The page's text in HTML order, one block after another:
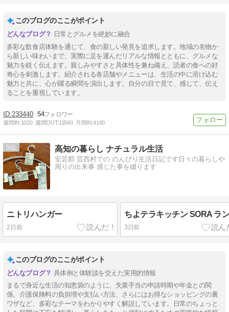
このブログのここがポイント
日常とグルメを絶妙に融合
多彩な飲食店体験を通じて、食の新しい発見を追求します。地域の名物か
ら新しい味わいまで、実際に足を運んだリアルな情報とともに、グルメな
魅力を鋭く伝えます。親しみやすさと具体性を兼ね備え、読者の食への好
奇心を刺激します。紹介される各店舗やメニューは、生活の中に溶け込む
魅力と共に、心が躍る瞬間を演出します。自分の目で見て、感じて、伝え
ることを重視しています。
233440 54
週間IN:1020 週間OUT:11560 月間IN:4160
5 高知の暮らし ナチュラル生活
安芸郡 芸西村での のんびり生活日記です日々の暮らしや
周りの出来事 感じた事を綴ります
ニトリハンガー
2日前
ちよテラキッチン SORA ラ
3日前
このブログのここがポイント
具体例と体験談を交えた実用的情報
まるで身近な生活の知恵袋のように、失業手当の申請時期や年金との関
係、介護保険料の負担増や支払い方法、さらにはお得なショッピングの裏
ワザなど、多彩なテーマをわかりやすく解説しています。日常のちょっと